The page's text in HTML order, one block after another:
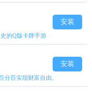
的Q版卡牌手游
安装
百实现财富自由。
安装